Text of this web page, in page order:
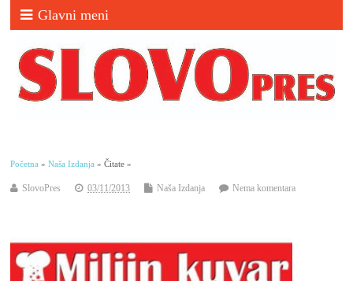
Glavni meni
Početna »Naša Izdanja » Čitate »
SlovoPres 03/11/2013 Naša Izdanja Nema komentara